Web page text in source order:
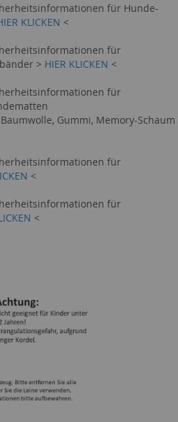
für Hunde-
KLICKEN <
für
> HIER KLICKEN <
für
Gummi, Memory-Schaum
für
<
für
<